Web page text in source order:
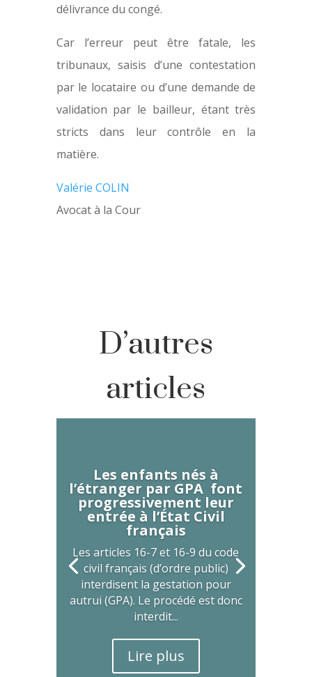
délivrance du congé.
Car l’erreur peut être fatale, les
tribunaux, saisis d’une contestation
par le locataire ou d’une demande de
validation par le bailleur, étant très
stricts dans leur contrôle en la
matière.
Valérie COLIN
Avocat à la Cour
D’autres
articles
Les enfants nés à
l’étranger par GPA font
progressivement leur
entrée à l’État Civil
français
Les articles 16-7 et 16-9 du code
civil français (d’ordre public)
interdisent la gestation pour
autrui (GPA). Le procédé est donc
interdit...
Lire plus